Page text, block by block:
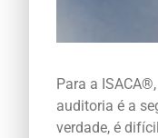
Para a
auditoria é a
verdade, é